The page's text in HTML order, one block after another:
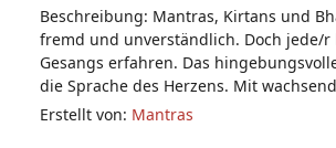
Beschreibung: Mantras, Kirtans und
fremd und unverständlich. Doch jede/
Gesangs erfahren. Das
die Sprache des Herzens. Mit
Erstellt von: Mantras